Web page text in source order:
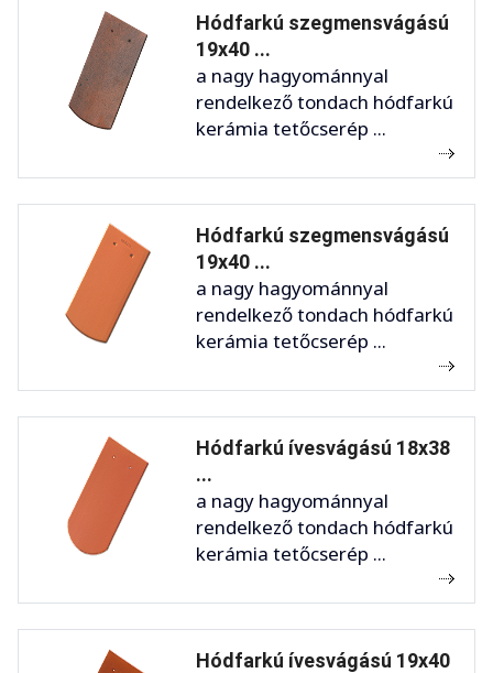
Hódfarkú szegmensvágású
19x40 ...
a nagy hagyománnyal
rendelkező tondach hódfarkú
kerámia tetőcserép ...
Hódfarkú szegmensvágású
19x40 ...
a nagy hagyománnyal
rendelkező tondach hódfarkú
kerámia tetőcserép ...
Hódfarkú ívesvágású 18x38
...
a nagy hagyománnyal
rendelkező tondach hódfarkú
kerámia tetőcserép ...
Hódfarkú ívesvágású 19x40